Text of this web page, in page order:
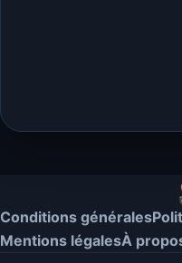
Conditions générales
Mentions légalesÀ